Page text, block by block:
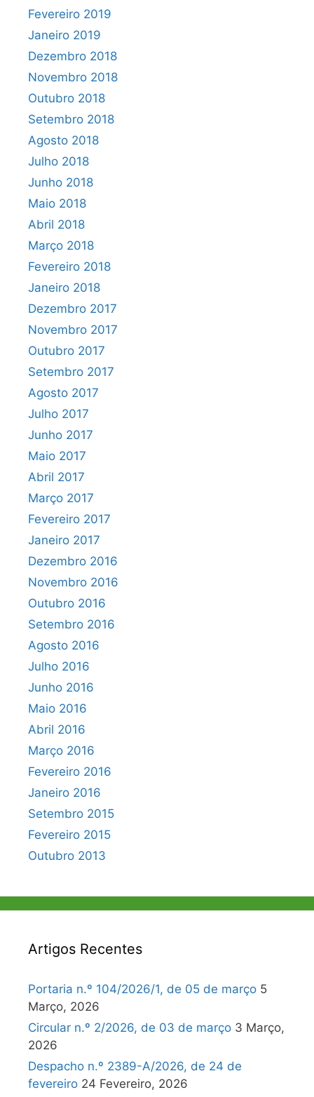
Fevereiro 2019
Janeiro 2019
Dezembro 2018
Novembro 2018
Outubro 2018
Setembro 2018
Agosto 2018
Julho 2018
Junho 2018
Maio 2018
Abril 2018
Março 2018
Fevereiro 2018
Janeiro 2018
Dezembro 2017
Novembro 2017
Outubro 2017
Setembro 2017
Agosto 2017
Julho 2017
Junho 2017
Maio 2017
Abril 2017
Março 2017
Fevereiro 2017
Janeiro 2017
Dezembro 2016
Novembro 2016
Outubro 2016
Setembro 2016
Agosto 2016
Julho 2016
Junho 2016
Maio 2016
Abril 2016
Março 2016
Fevereiro 2016
Janeiro 2016
Setembro 2015
Fevereiro 2015
Outubro 2013
Artigos Recentes
Portaria n.º 104/2026/1, de 05 de março 5
Março, 2026
Circular n.º 2/2026, de 03 de março 3 Março,
2026
Despacho n.º 2389-A/2026, de 24 de
fevereiro 24 Fevereiro, 2026